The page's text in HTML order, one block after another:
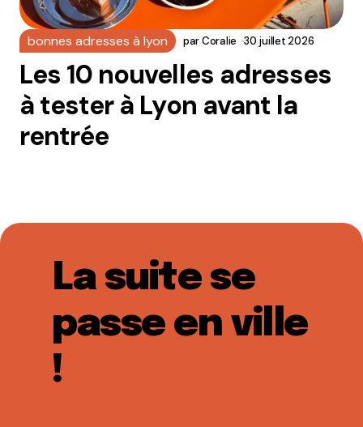
bonnes adresses à lyon parCoralie 30 juillet 2026
Les 10 nouvelles adresses
à tester à Lyon avant la
rentrée
La suite se
passe en ville
!